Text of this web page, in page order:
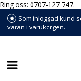
Ring oss: 0707-127 747.
Som inloggad kund
varan i varukorgen.